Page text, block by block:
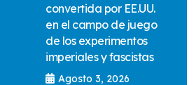
convertida por EE.UU.
en el campo de juego
de los experimentos
imperiales y fascistas
Agosto 3, 2026